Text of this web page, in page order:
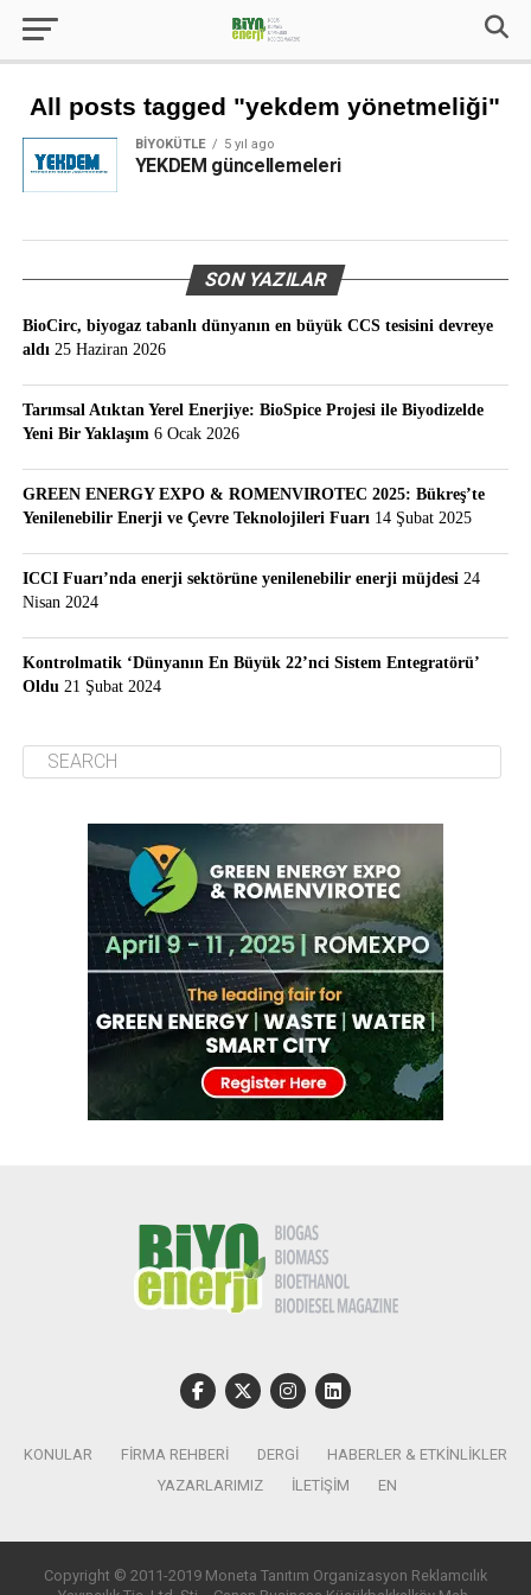
All posts tagged "yekdem yönetmeliği"
BIYOKÜTLE 5 yıl ago
YEKDEM güncellemeleri
SON YAZILAR
BioCirc, biyogaz tabanlı dünyanın en büyük CCS tesisini devreye
aldı 25 Haziran 2026
Tarımsal Atıktan Yerel Enerjiye: BioSpice Projesi ile Biyodizelde
Yeni Bir Yaklaşım 6 Ocak 2026
GREEN ENERGY EXPO & ROMENVIROTEC 2025: Bükreş’te
Yenilenebilir Enerji ve Çevre Teknolojileri Fuarı 14 Şubat 2025
ICCI Fuarı’nda enerji sektörüne yenilenebilir enerji müjdesi 24
Nisan 2024
Kontrolmatik ‘Dünyanın En Büyük 22’nci Sistem Entegratörü’
Oldu 21 Şubat 2024
KONULAR FIRMA REHBERI DERGI
HABERLER & ETKINLIKLER
YAZARLARIMIZ
İLETIŞIM EN
Copyright © 2011-2019 Moneta Tanıtım Organizasyon Reklamcılık